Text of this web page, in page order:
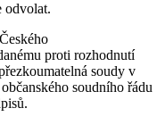
odvolat.
proti rozhodnutí
soudy v
soudního řádu